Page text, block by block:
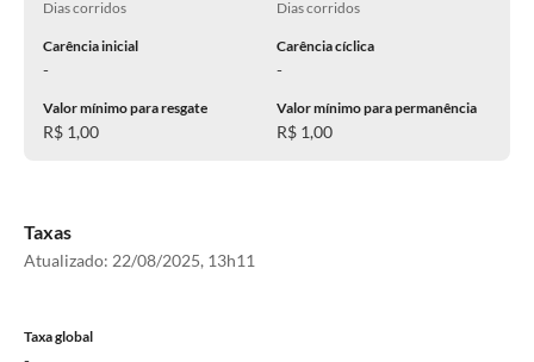
Dias corridos Dias corridos
Carência inicial
-
Carência cíclica
-
Valor mínimo para resgate
R$ 1,00
Valor mínimo para permanência
R$ 1,00
Taxas
Atualizado: 22/08/2025, 13h11
Taxa global